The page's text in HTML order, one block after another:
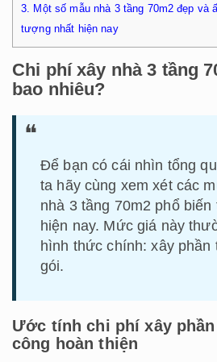
3.
Một số mẫu nhà 3 tầng 70m2 đẹp và
tượng nhất hiện nay
Chi phí xây nhà 3 tầng
bao nhiêu?
Để bạn có cái nhìn tổng
ta hãy cùng xem xét các
nhà 3 tầng 70m2 phổ
hiện nay. Mức giá này
hình thức chính: xây phần
gói.
Ước tính chi phí xây
công hoàn thiện